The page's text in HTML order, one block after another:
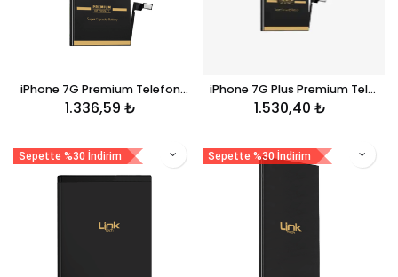
iPhone 7G Premium Telefon Bataryası 2330 mAh
1.336,59 ₺
iPhone 7G Plus Premium Telefon Bataryası 3600 mAh
1.530,40 ₺
Sepette %30 İndirim Sepette %30 İndirim